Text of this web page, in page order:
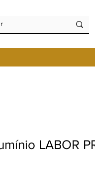
LABOR